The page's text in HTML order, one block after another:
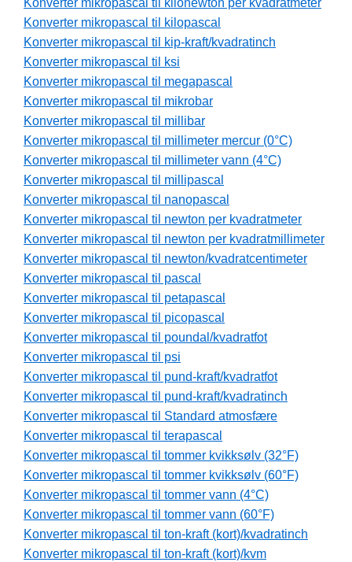
Konverter mikropascal til kilonewton per kvadratmeter
Konverter mikropascal til kilopascal
Konverter mikropascal til kip-kraft/kvadratinch
Konverter mikropascal til ksi
Konverter mikropascal til megapascal
Konverter mikropascal til mikrobar
Konverter mikropascal til millibar
Konverter mikropascal til millimeter mercur (0°C)
Konverter mikropascal til millimeter vann (4°C)
Konverter mikropascal til millipascal
Konverter mikropascal til nanopascal
Konverter mikropascal til newton per kvadratmeter
Konverter mikropascal til newton per kvadratmillimeter
Konverter mikropascal til newton/kvadratcentimeter
Konverter mikropascal til pascal
Konverter mikropascal til petapascal
Konverter mikropascal til picopascal
Konverter mikropascal til poundal/kvadratfot
Konverter mikropascal til psi
Konverter mikropascal til pund-kraft/kvadratfot
Konverter mikropascal til pund-kraft/kvadratinch
Konverter mikropascal til Standard atmosfære
Konverter mikropascal til terapascal
Konverter mikropascal til tommer kvikksølv (32°F)
Konverter mikropascal til tommer kvikksølv (60°F)
Konverter mikropascal til tommer vann (4°C)
Konverter mikropascal til tommer vann (60°F)
Konverter mikropascal til ton-kraft (kort)/kvadratinch
Konverter mikropascal til ton-kraft (kort)/kvm